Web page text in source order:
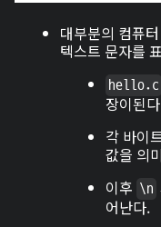
대부분의 컴퓨
텍스트 문자를
hello.c
장이된
각 바이
값을 의
이후 \n
어난다.